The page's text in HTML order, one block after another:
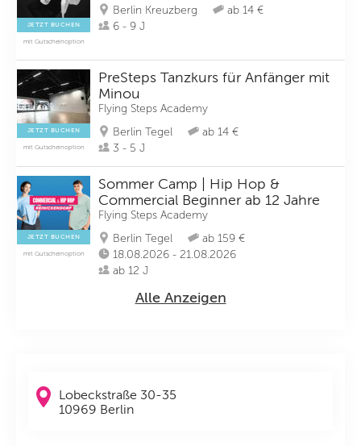
JETZT BUCHEN
mit Gutscheinoption
Berlin Kreuzberg
ab 14 €
6 - 9 J
JETZT BUCHEN
mit Gutscheinoption
PreSteps Tanzkurs für Anfänger mit
Minou
Flying Steps Academy
Berlin Tegel
ab 14 €
3 - 5 J
JETZT BUCHEN
mit Gutscheinoption
Sommer Camp | Hip Hop &
Commercial Beginner ab 12 Jahre
Flying Steps Academy
Berlin Tegel
ab 159 €
18.08.2026 - 21.08.2026
ab 12 J
Alle Anzeigen
Lobeckstraße 30-35
10969 Berlin